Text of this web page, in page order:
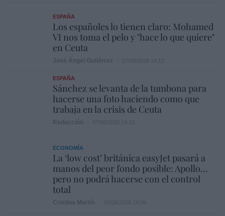
ESPAÑA
Los españoles lo tienen claro: Mohamed
VI nos toma el pelo y "hace lo que quiere"
en Ceuta
ESPAÑA
Sánchez se levanta de la tumbona para
hacerse una foto haciendo como que
trabaja en la crisis de Ceuta
ECONOMÍA
La ‘low cost’ británica easyJet pasará a
manos del peor fondo posible: Apollo...
pero no podrá hacerse con el control
total